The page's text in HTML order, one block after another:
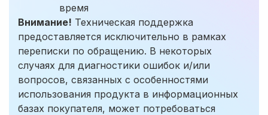
время
Внимание! Техническая поддержка
предоставляется исключительно в рамках
переписки по обращению. В некоторых
случаях для диагностики ошибок и/или
вопросов, связанных с особенностями
использования продукта в информационных
базах покупателя, может потребоваться